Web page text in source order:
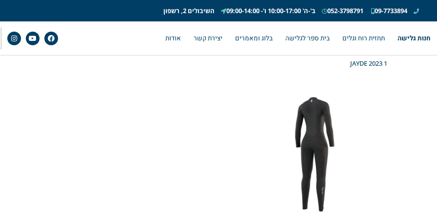
09-7733894
052-3798791 ב'-ה' 10:00-17:00 ו'- 09:00-14:00 השיבולים 2, רשפון
חנות גלישה תחזית רוח וגלים בית ספר לגלישה בלוג ומאמרים יצירת קשר אודות
JAYDE 2023 1